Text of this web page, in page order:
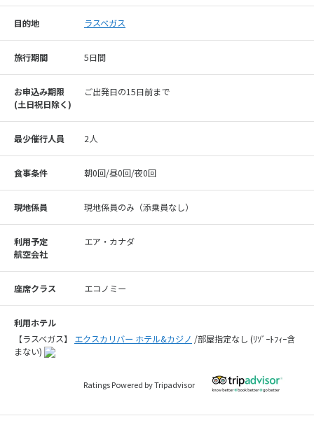
目的地 ラスベガス
旅行期間 5日間
お申込み期限
(⼟⽇祝⽇除く)
ご出発日の15日前まで
最少催行人員 2人
食事条件 朝0回/昼0回/夜0回
現地係員 現地係員のみ（添乗員なし）
利用予定
航空会社
エア・カナダ
座席クラス エコノミー
利用ホテル
【ラスベガス】 エクスカリバー ホテル&カジノ /部屋指定なし (ﾘｿﾞｰﾄﾌｨｰ含
まない)
Ratings Powered by Tripadvisor